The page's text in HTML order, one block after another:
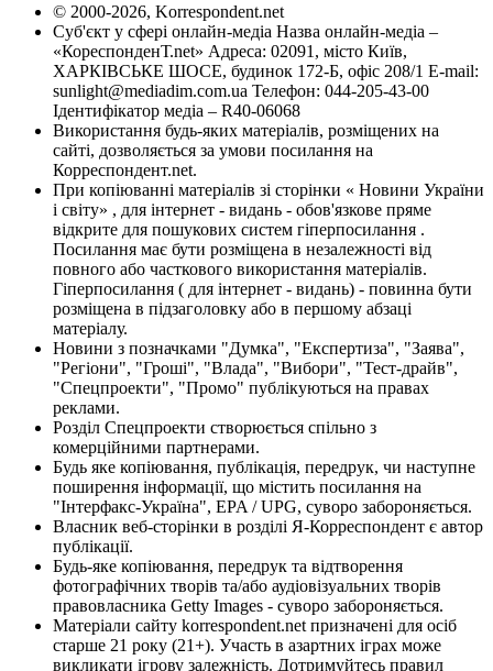
© 2000-2026, Korrespondent.net
Суб'єкт у сфері онлайн-медіа Назва онлайн-медіа –
«КореспонденТ.net» Адреса: 02091, місто Київ,
ХАРКІВСЬКЕ ШОСЕ, будинок 172-Б, офіс 208/1 E-mail:
sunlight@mediadim.com.ua Телефон: 044-205-43-00
Ідентифікатор медіа – R40-06068
Використання будь-яких матеріалів, розміщених на
сайті, дозволяється за умови посилання на
Корреспондент.net.
При копіюванні матеріалів зі сторінки « Новини України
і світу» , для інтернет - видань - обов'язкове пряме
відкрите для пошукових систем гіперпосилання .
Посилання має бути розміщена в незалежності від
повного або часткового використання матеріалів.
Гіперпосилання ( для інтернет - видань) - повинна бути
розміщена в підзаголовку або в першому абзаці
матеріалу.
Новини з позначками "Думка", "Експертиза", "Заява",
"Регіони", "Гроші", "Влада", "Вибори", "Тест-драйв",
"Спецпроекти", "Промо" публікуються на правах
реклами.
Розділ Спецпроекти створюється спільно з
комерційними партнерами.
Будь яке копіювання, публікація, передрук, чи наступне
поширення інформації, що містить посилання на
"Інтерфакс-Україна", EPA / UPG, суворо забороняється.
Власник веб-сторінки в розділі Я-Корреспондент є автор
публікації.
Будь-яке копіювання, передрук та відтворення
фотографічних творів та/або аудіовізуальних творів
правовласника Getty Images - суворо забороняється.
Матеріали сайту korrespondent.net призначені для осіб
старше 21 року (21+). Участь в азартних іграх може
викликати ігрову залежність. Дотримуйтесь правил